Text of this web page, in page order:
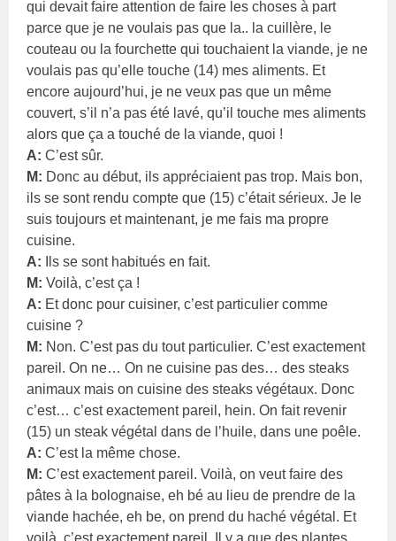
qui devait faire attention de faire les choses à part
parce que je ne voulais pas que la.. la cuillère, le
couteau ou la fourchette qui touchaient la viande, je ne
voulais pas qu’elle touche (14) mes aliments. Et
encore aujourd’hui, je ne veux pas que un même
couvert, s’il n’a pas été lavé, qu’il touche mes aliments
alors que ça a touché de la viande, quoi !
A: C’est sûr.
M: Donc au début, ils appréciaient pas trop. Mais bon,
ils se sont rendu compte que (15) c’était sérieux. Je le
suis toujours et maintenant, je me fais ma propre
cuisine.
A: Ils se sont habitués en fait.
M: Voilà, c’est ça !
A: Et donc pour cuisiner, c’est particulier comme
cuisine ?
M: Non. C’est pas du tout particulier. C’est exactement
pareil. On ne… On ne cuisine pas des… des steaks
animaux mais on cuisine des steaks végétaux. Donc
c’est… c’est exactement pareil, hein. On fait revenir
(15) un steak végétal dans de l’huile, dans une poêle.
A: C’est la même chose.
M: C’est exactement pareil. Voilà, on veut faire des
pâtes à la bolognaise, eh bé au lieu de prendre de la
viande hachée, eh be, on prend du haché végétal. Et
voilà, c’est exactement pareil. Il y a que des plantes